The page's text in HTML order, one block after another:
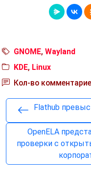
GNOME, Wayland
KDE, Linux
Кол-во
Flathub
OpenELA
проверки с